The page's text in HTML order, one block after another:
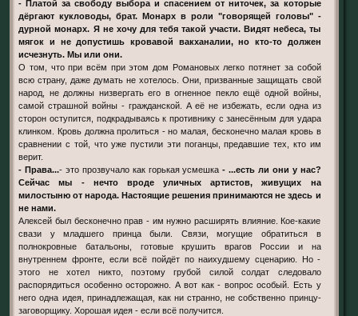
- Платой за свободу выбора и спасением от ниточек, за которые
дёргают кукловоды, брат. Монарх в роли "говорящей головы" -
дурной монарх. Я не хочу для тебя такой участи. Видят небеса, ты
мягок и не допустишь кровавой вакханалии, но кто-то должен
исчезнуть. Мы или они.
О том, что при всём при этом дом Романовых легко потянет за собой
всю страну, даже думать не хотелось. Они, призванные защищать свой
народ, не должны низвергать его в огненное пекло ещё одной войны,
самой страшной войны - гражданской. А её не избежать, если одна из
сторон оступится, подкрадываясь к противнику с занесённым для удара
клинком. Кровь должна пролиться - но малая, бесконечно малая кровь в
сравнении с той, что уже пустили эти поганцы, предавшие тех, кто им
верит.
- Права...- это прозвучало как горькая усмешка- ...есть ли они у нас?
Сейчас мы - нечто вроде уличных артистов, живущих на
милостыню от народа. Настоящие решения принимаются не здесь и
не нами.
Алексей был бесконечно прав - им нужно расширять влияние. Кое-какие
свази у младшего принца были. Связи, могущие обратиться в
полнокровные батальоны, готовые крушить врагов России и на
внутреннем фронте, если всё пойдёт по наихудшему сценарию. Но -
этого не хотел никто, поэтому грубой силой солдат следовало
распорядиться особенно осторожно. А вот как - вопрос особый. Есть у
него одна идея, принадлежащая, как ни странно, не собственно принцу-
заговорщику. Хорошая идея - если всё получится.